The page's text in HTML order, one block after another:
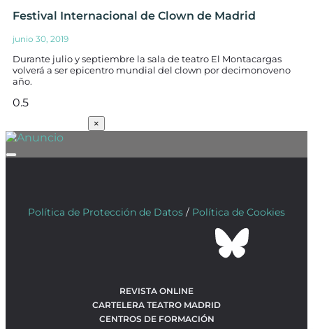
Festival Internacional de Clown de Madrid
junio 30, 2019
Durante julio y septiembre la sala de teatro El Montacargas
volverá a ser epicentro mundial del clown por decimonoveno
año.
×
Política de Protección de Datos / Política de Cookies
REVISTA ONLINE
CARTELERA TEATRO MADRID
CENTROS DE FORMACIÓN